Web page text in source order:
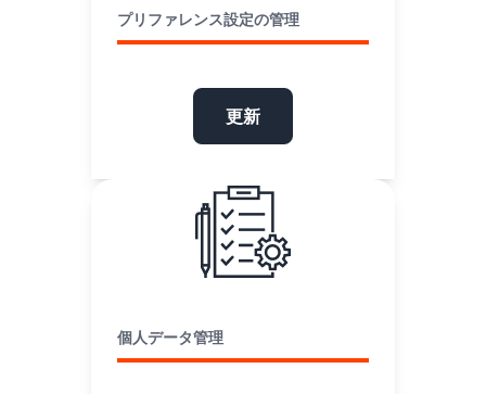
プリファレンス設定の管理
更新
個人データ管理